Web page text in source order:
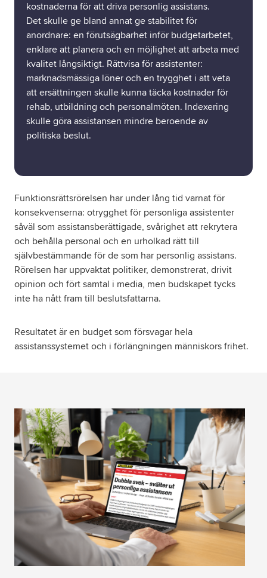
kostnaderna för att driva personlig assistans.
Det skulle ge bland annat ge stabilitet för
anordnare: en förutsägbarhet inför budgetarbetet,
enklare att planera och en möjlighet att arbeta med
kvalitet långsiktigt. Rättvisa för assistenter:
marknadsmässiga löner och en trygghet i att veta
att ersättningen skulle kunna täcka kostnader för
rehab, utbildning och personalmöten. Indexering
skulle göra assistansen mindre beroende av
politiska beslut.
Funktionsrättsrörelsen har under lång tid varnat för
konsekvenserna: otrygghet för personliga assistenter
såväl som assistansberättigade, svårighet att rekrytera
och behålla personal och en urholkad rätt till
självbestämmande för de som har personlig assistans.
Rörelsen har uppvaktat politiker, demonstrerat, drivit
opinion och fört samtal i media, men budskapet tycks
inte ha nått fram till beslutsfattarna.
Resultatet är en budget som försvagar hela
assistanssystemet och i förlängningen människors frihet.